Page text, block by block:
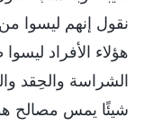
نقول إنهم ليسوا
هؤلاء الأفراد
الشراسة والحِقد
شيئًا يمس مصالح